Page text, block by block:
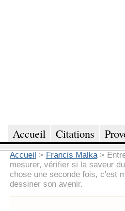
Accueil Citations
Accueil > Francis Malka >
mesurer, vérifier si la saveur
chose une seconde fois, c'est
dessiner son avenir.